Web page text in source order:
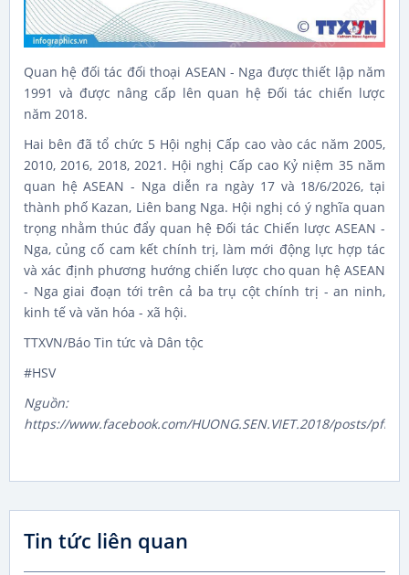
Quan hệ đối tác đối thoại ASEAN - Nga được thiết lập năm
1991 và được nâng cấp lên quan hệ Đối tác chiến lược
năm 2018.
Hai bên đã tổ chức 5 Hội nghị Cấp cao vào các năm 2005,
2010, 2016, 2018, 2021. Hội nghị Cấp cao Kỷ niệm 35 năm
quan hệ ASEAN - Nga diễn ra ngày 17 và 18/6/2026, tại
thành phố Kazan, Liên bang Nga. Hội nghị có ý nghĩa quan
trọng nhằm thúc đẩy quan hệ Đối tác Chiến lược ASEAN -
Nga, củng cố cam kết chính trị, làm mới động lực hợp tác
và xác định phương hướng chiến lược cho quan hệ ASEAN
- Nga giai đoạn tới trên cả ba trụ cột chính trị - an ninh,
kinh tế và văn hóa - xã hội.
TTXVN/Báo Tin tức và Dân tộc
#HSV
Nguồn:
https://www.facebook.com/HUONG.SEN.VIET.2018/posts/
Tin tức liên quan